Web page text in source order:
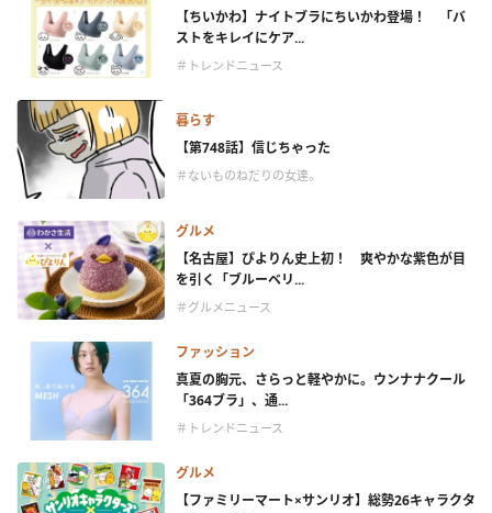
【ちいかわ】ナイトブラにちいかわ登場！ 「バ
ストをキレイにケア...
＃トレンドニュース
暮らす
【第748話】信じちゃった
＃ないものねだりの女達。
グルメ
【名古屋】ぴよりん史上初！ 爽やかな紫色が目
を引く「ブルーベリ...
＃グルメニュース
ファッション
真夏の胸元、さらっと軽やかに。ウンナナクール
「364ブラ」、通...
＃トレンドニュース
グルメ
【ファミリーマート×サンリオ】総勢26キャラクタ